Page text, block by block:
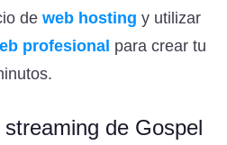
de web hosting y utilizar
profesional para crear tu
de Gospel